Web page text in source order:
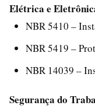
Elétrica e
NBR 5410 –
NBR 5419 –
NBR 14039 –
Segurança do